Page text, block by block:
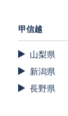
甲信越
山梨県
新潟県
長野県